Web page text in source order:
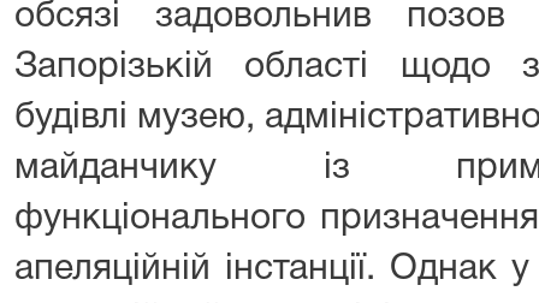
обсязі задовольнив
Запорізькій області щодо
будівлі музею,
майданчику із
функціонального
апеляційній інстанції. Однак